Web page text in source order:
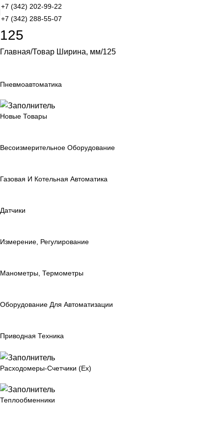
+7 (342) 202-99-22
+7 (342) 288-55-07
125
Главная Товар Ширина, мм 125
Пневмоавтоматика
Новые Товары
Весоизмерительное Оборудование
Газовая И Котельная Автоматика
Датчики
Измерение, Регулирование
Манометры, Термометры
Оборудование Для Автоматизации
Приводная Техника
Расходомеры-Счетчики (Ex)
Теплообменники